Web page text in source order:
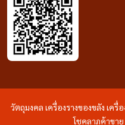
วัตถุมงคล เครื่องรางของขลัง เค
โชคลาภค้าขา